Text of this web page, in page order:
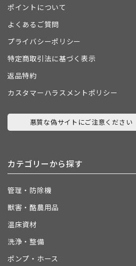
ポイントについて
よくあるご質問
プライバシーポリシー
特定商取引法に基づく表示
返品特約
カスタマーハラスメントポリシー
悪質な偽サイトにご注意ください
カテゴリーから探す
管理・防除機
獣害・酪農用品
温床資材
洗浄・整備
ポンプ・ホース